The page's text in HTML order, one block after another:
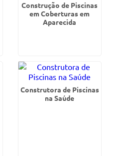
Construção de Piscinas
em Coberturas em
Aparecida
Construtora de Piscinas
na Saúde